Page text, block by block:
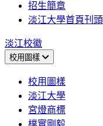
招生簡章
淡江大學首頁刊頭
淡江校徽
校用圖樣
校用圖樣
淡江大學
宮燈商標
樸實剛毅